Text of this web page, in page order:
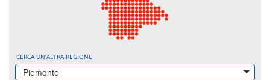
CERCA UN'ALTRA REGIONE
Piemonte